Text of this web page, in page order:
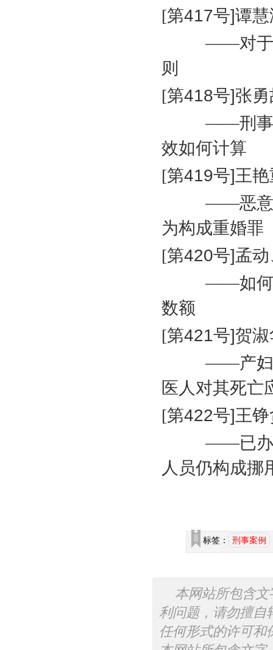
[第417号]谭
——对于
则
[第418号]张
——刑事
效如何计算
[第419号]王
——恶意
为构成重婚罪
[第420号]孟
——如何
数额
[第421号]贺
——产妇
医人对其死亡
[第422号]王
——已办
人员仍构成挪
标签： 刑事案例
本网站所包含
利问题，请勿擅自
任何形式的许可和